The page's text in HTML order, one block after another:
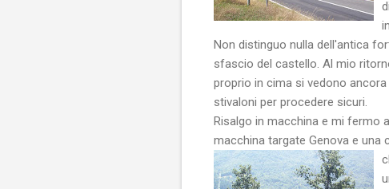
Non distinguo nulla dell'antica
sfascio del castello. Al mio
proprio in cima si vedono
stivaloni per procedere sicuri.
Risalgo in macchina e mi fermo a
macchina targate Genova e una